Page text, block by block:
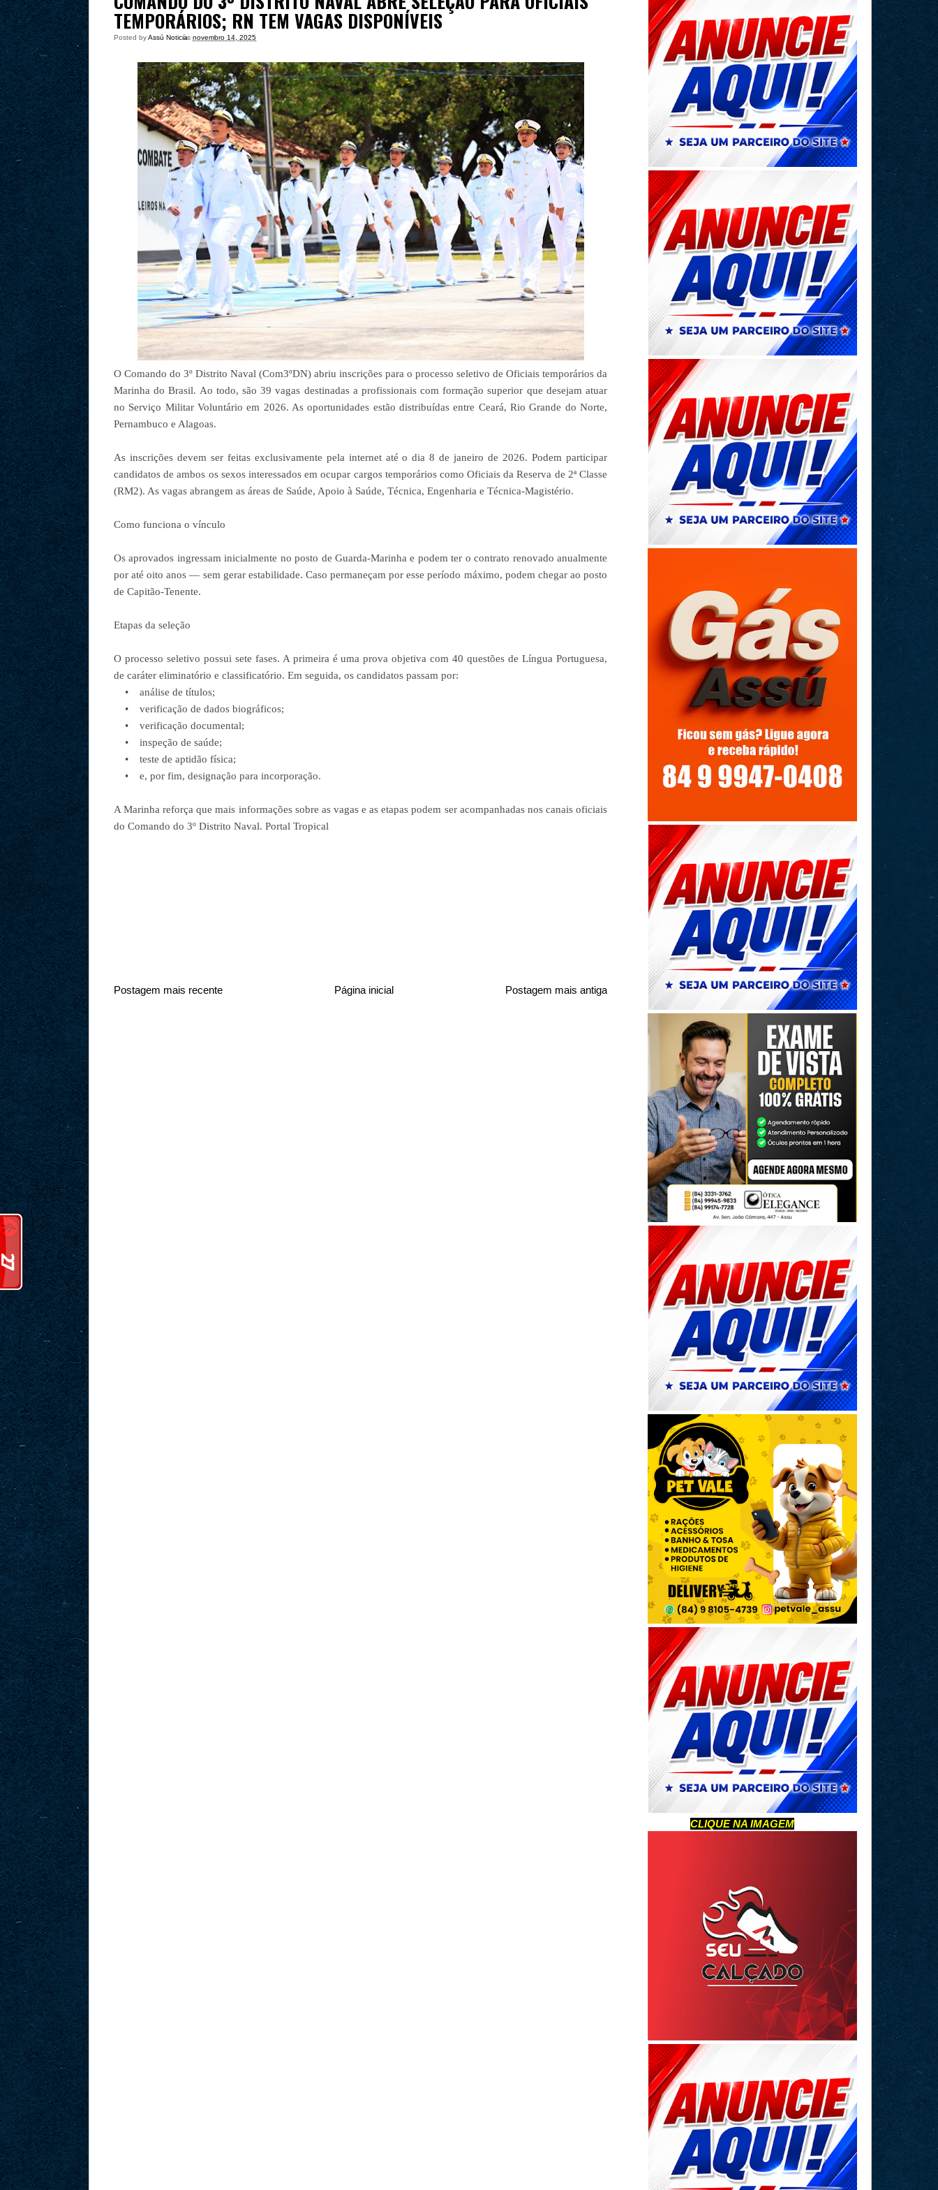
TEMPORÁRIOS; RN TEM VAGAS DISPONÍVEIS
Posted byAssú Noticia
às novembro 14, 2025
O Comando do 3º Distrito Naval (Com3ºDN) abriu inscrições para o processo seletivo de Oficiais temporários da
Marinha do Brasil. Ao todo, são 39 vagas destinadas a profissionais com formação superior que desejam atuar
no Serviço Militar Voluntário em 2026. As oportunidades estão distribuídas entre Ceará, Rio Grande do Norte,
Pernambuco e Alagoas.
As inscrições devem ser feitas exclusivamente pela internet até o dia 8 de janeiro de 2026. Podem participar
candidatos de ambos os sexos interessados em ocupar cargos temporários como Oficiais da Reserva de 2ª Classe
(RM2). As vagas abrangem as áreas de Saúde, Apoio à Saúde, Técnica, Engenharia e Técnica-Magistério.
Como funciona o vínculo
Os aprovados ingressam inicialmente no posto de Guarda-Marinha e podem ter o contrato renovado anualmente
por até oito anos — sem gerar estabilidade. Caso permaneçam por esse período máximo, podem chegar ao posto
de Capitão-Tenente.
Etapas da seleção
O processo seletivo possui sete fases. A primeira é uma prova objetiva com 40 questões de Língua Portuguesa,
de caráter eliminatório e classificatório. Em seguida, os candidatos passam por:
• análise de títulos;
• verificação de dados biográficos;
• verificação documental;
• inspeção de saúde;
• teste de aptidão física;
• e, por fim, designação para incorporação.
A Marinha reforça que mais informações sobre as vagas e as etapas podem ser acompanhadas nos canais oficiais
do Comando do 3º Distrito Naval. Portal Tropical
Postagem mais recente Postagem mais antiga
Página inicial
CLIQUE NA IMAGEM